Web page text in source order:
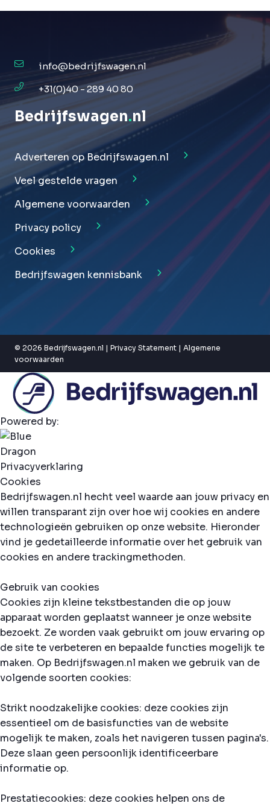
info@bedrijfswagen.nl
+31(0)40 - 289 40 80
Bedrijfswagen.nl
Adverteren op Bedrijfswagen.nl
Veel gestelde vragen
Algemene voorwaarden
Privacy policy
Cookies
Bedrijfswagen kennisbank
© 2026 Bedrijfswagen.nl | Privacy Statement | Algemene
voorwaarden
Powered by:
Privacyverklaring
Cookies
Bedrijfswagen.nl hecht veel waarde aan jouw privacy en
willen transparant zijn over hoe wij cookies en andere
technologieën gebruiken op onze website. Hieronder
vind je gedetailleerde informatie over het gebruik van
cookies en andere trackingmethoden.
Gebruik van cookies
Cookies zijn kleine tekstbestanden die op jouw
apparaat worden geplaatst wanneer je onze website
bezoekt. Ze worden vaak gebruikt om jouw ervaring op
de site te verbeteren en bepaalde functies mogelijk te
maken. Op Bedrijfswagen.nl maken we gebruik van de
volgende soorten cookies:
Strikt noodzakelijke cookies: deze cookies zijn
essentieel om de basisfuncties van de website
mogelijk te maken, zoals het navigeren tussen pagina's.
Deze slaan geen persoonlijk identificeerbare
informatie op.
Prestatiecookies: deze cookies helpen ons de